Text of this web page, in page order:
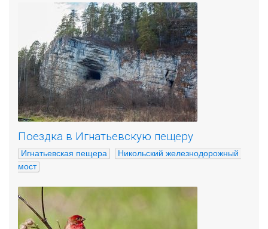
Поездка в Игнатьевскую пещеру
Игнатьевская пещера
Никольский железнодорожный
мост